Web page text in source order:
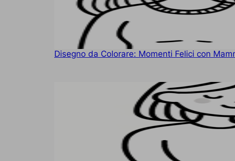
Disegno da Colorare: Momenti Felici con